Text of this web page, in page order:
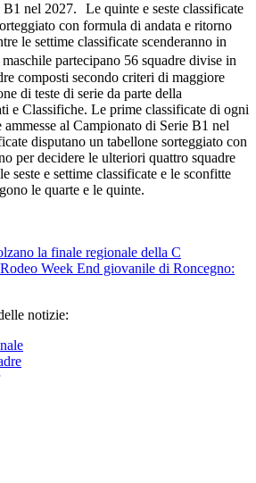
B1 nel 2027. Le quinte e seste classificate
con formula di andata e ritorno
le settime classificate scenderanno in
partecipano 56 squadre divise in
composti secondo criteri di maggiore
di teste di serie da parte della
e Classifiche. Le prime classificate di ogni
ammesse al Campionato di Serie B1 nel
disputano un tabellone sorteggiato con
per decidere le ulteriori quattro squadre
seste e settime classificate e le sconfitte
le quarte e le quinte.
la finale regionale della C
Week End giovanile di Roncegno:
notizie: